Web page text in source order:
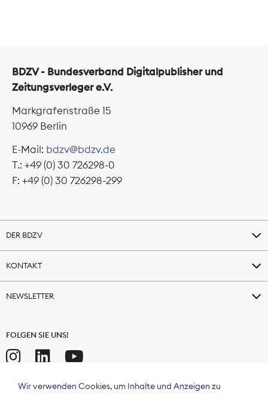
BDZV - Bundesverband Digitalpublisher und
Zeitungsverleger e.V.
Markgrafenstraße 15
10969 Berlin
E-Mail: bdzv@bdzv.de
T.: +49 (0) 30 726298-0
F: +49 (0) 30 726298-299
DER BDZV
KONTAKT
NEWSLETTER
FOLGEN SIE UNS!
Wir verwenden Cookies, um Inhalte und Anzeigen zu